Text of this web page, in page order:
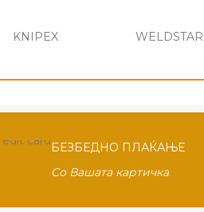
KNIPEX WELDSTAR
БЕЗБЕДНО ПЛАЌАЊЕ
Со Вашата картичка